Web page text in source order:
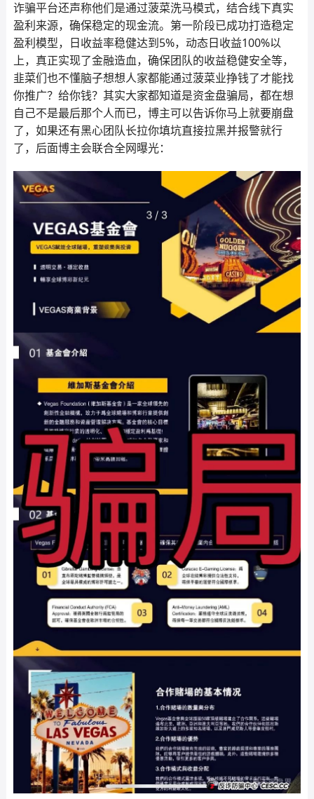
诈骗平台还声称他们是通过菠菜洗马模式，结合线下真实
盈利来源，确保稳定的现金流。第一阶段已成功打造稳定
盈利模型，日收益率稳健达到5%，动态日收益100%以
上，真正实现了金融造血，确保团队的收益稳健安全等，
韭菜们也不懂脑子想想人家都能通过菠菜业挣钱了才能找
你推广？给你钱？其实大家都知道是资金盘骗局，都在想
自己不是最后那个人而已，博主可以告诉你马上就要崩盘
了，如果还有黑心团队长拉你填坑直接拉黑并报警就行
了，后面博主会联合全网曝光：